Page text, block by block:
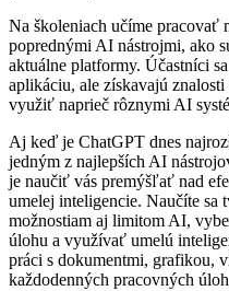
Na školeniach učíme pracovať
poprednými AI nástrojmi, ako
aktuálne platformy. Účastníci
aplikáciu, ale získavajú
využiť naprieč rôznymi AI
Aj keď je ChatGPT dnes
jedným z najlepších AI
je naučiť vás premýšľať nad
umelej inteligencie. Naučíte
možnostiam aj limitom AI,
úlohu a využívať umelú
práci s dokumentmi, grafikou,
každodenných pracovných